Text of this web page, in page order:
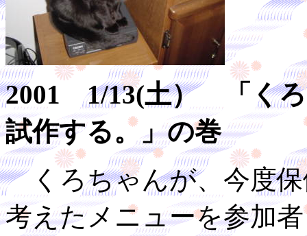
2001 1/13(土） 「くろ
試作する。」の巻
くろちゃんが、今度保
考えたメニューを参加